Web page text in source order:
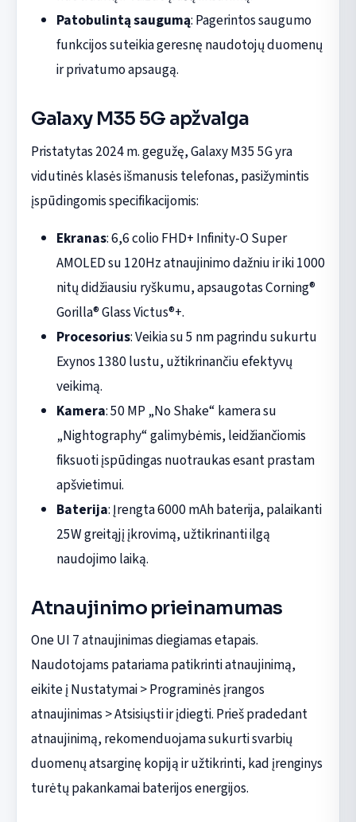
Patobulintą saugumą: Pagerintos saugumo
funkcijos suteikia geresnę naudotojų duomenų
ir privatumo apsaugą.
Galaxy M35 5G apžvalga
Pristatytas 2024 m. gegužę, Galaxy M35 5G yra
vidutinės klasės išmanusis telefonas, pasižymintis
įspūdingomis specifikacijomis:
Ekranas: 6,6 colio FHD+ Infinity-O Super
AMOLED su 120Hz atnaujinimo dažniu ir iki 1000
nitų didžiausiu ryškumu, apsaugotas Corning®
Gorilla® Glass Victus®+.
Procesorius: Veikia su 5 nm pagrindu sukurtu
Exynos 1380 lustu, užtikrinančiu efektyvų
veikimą.
Kamera: 50 MP „No Shake“ kamera su
„Nightography“ galimybėmis, leidžiančiomis
fiksuoti įspūdingas nuotraukas esant prastam
apšvietimui.
Baterija: Įrengta 6000 mAh baterija, palaikanti
25W greitąjį įkrovimą, užtikrinanti ilgą
naudojimo laiką.
Atnaujinimo prieinamumas
One UI 7 atnaujinimas diegiamas etapais.
Naudotojams patariama patikrinti atnaujinimą,
eikite į Nustatymai > Programinės įrangos
atnaujinimas > Atsisiųsti ir įdiegti. Prieš pradedant
atnaujinimą, rekomenduojama sukurti svarbių
duomenų atsarginę kopiją ir užtikrinti, kad įrenginys
turėtų pakankamai baterijos energijos.